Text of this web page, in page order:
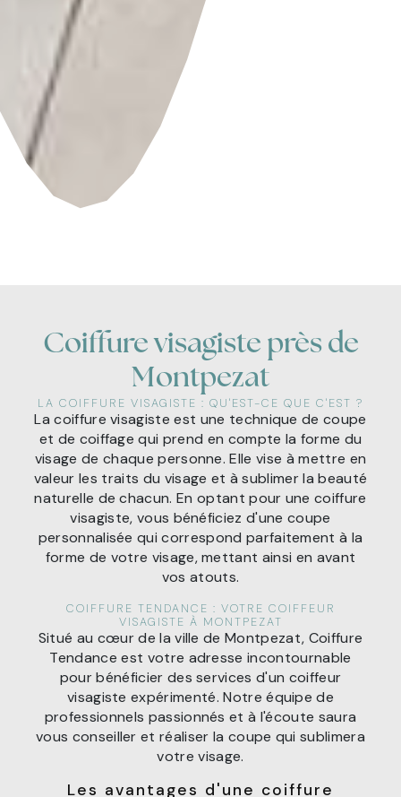
Coiffure visagiste près de
Montpezat
LA COIFFURE VISAGISTE : QU'EST-CE QUE C'EST ?
La coiffure visagiste est une technique de coupe
et de coiffage qui prend en compte la forme du
visage de chaque personne. Elle vise à mettre en
valeur les traits du visage et à sublimer la beauté
naturelle de chacun. En optant pour une coiffure
visagiste, vous bénéficiez d'une coupe
personnalisée qui correspond parfaitement à la
forme de votre visage, mettant ainsi en avant
vos atouts.
COIFFURE TENDANCE : VOTRE COIFFEUR
VISAGISTE À MONTPEZAT
Situé au cœur de la ville de Montpezat, Coiffure
Tendance est votre adresse incontournable
pour bénéficier des services d'un coiffeur
visagiste expérimenté. Notre équipe de
professionnels passionnés et à l'écoute saura
vous conseiller et réaliser la coupe qui sublimera
votre visage.
Les avantages d'une coiffure